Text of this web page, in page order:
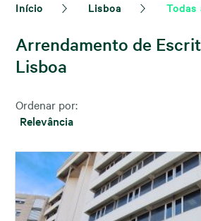
Início Lisboa Todas
Arrendamento de
Lisboa
Ordenar por:
Relevância